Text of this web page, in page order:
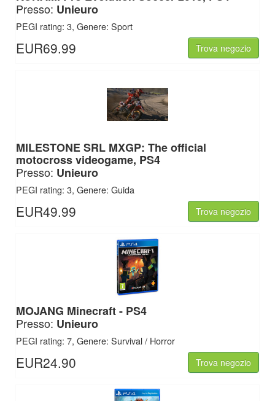
Presso: Unieuro
PEGI rating: 3, Genere: Sport
EUR69.99 Trova negozio
MILESTONE SRL MXGP: The official
motocross videogame, PS4
Presso: Unieuro
PEGI rating: 3, Genere: Guida
EUR49.99 Trova negozio
MOJANG Minecraft - PS4
Presso: Unieuro
PEGI rating: 7, Genere: Survival / Horror
EUR24.90 Trova negozio